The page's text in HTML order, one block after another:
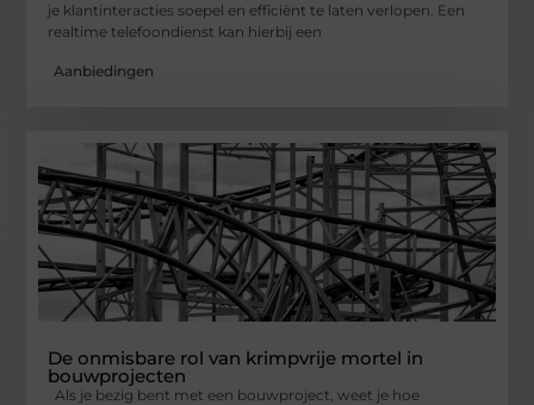
je klantinteracties soepel en efficiënt te laten verlopen. Een
realtime telefoondienst kan hierbij een
Aanbiedingen
De onmisbare rol van krimpvrije mortel in
bouwprojecten
Als je bezig bent met een bouwproject, weet je hoe